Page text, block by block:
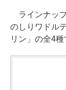
ラインナッ
のしりワドル
リン」の全4